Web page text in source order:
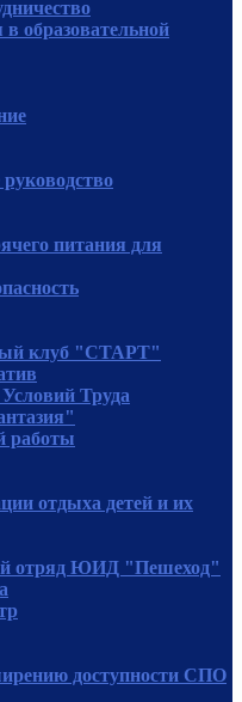
образовательной
питания для
клуб "СТАРТ"
Труда
работы
отдыха детей и их
отряд ЮИД "Пешеход"
доступности СПО